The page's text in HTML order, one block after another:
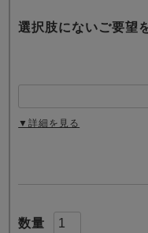
選択肢にないご要望
▼詳細を見る